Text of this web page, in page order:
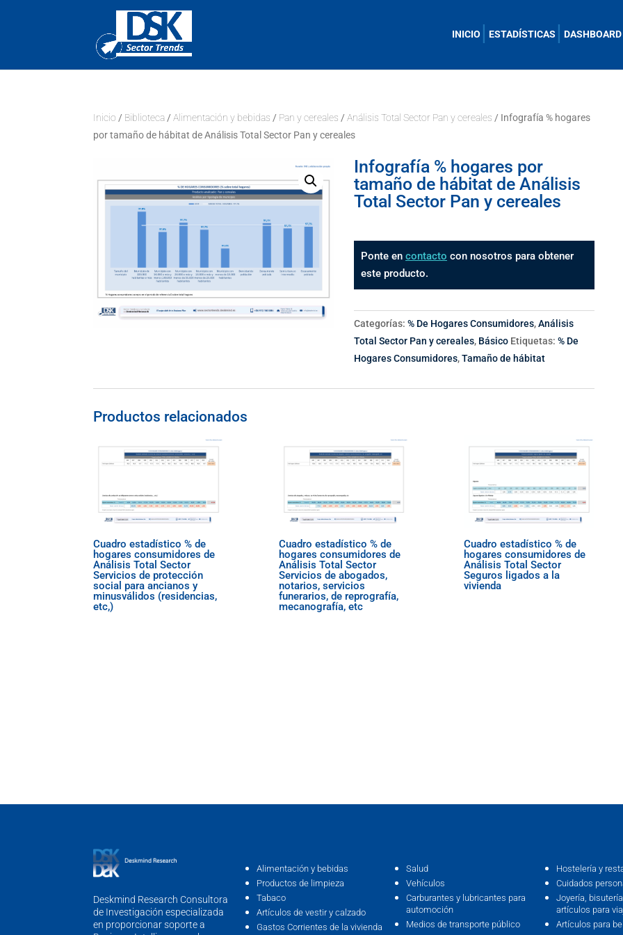
INICIO ESTADÍSTICAS DASHBOARD
Inicio / Biblioteca /Alimentación y bebidas / Pan y cereales /Análisis Total Sector Pan y cereales / Infografía % hogares
por tamaño de hábitat de Análisis Total Sector Pan y cereales
Infografía % hogares por
tamaño de hábitat de Análisis
Total Sector Pan y cereales
Ponte encontacto con nosotros para obtener
este producto.
Categorías:% De Hogares Consumidores,Análisis
Total Sector Pan y cereales, Básico Etiquetas:% De
Hogares Consumidores,Tamaño de hábitat
Productos relacionados
Cuadro estadístico % de
hogares consumidores de
Análisis Total Sector
Servicios de protección
social para ancianos y
minusválidos (residencias,
etc,)
Cuadro estadístico % de
hogares consumidores de
Análisis Total Sector
Servicios de abogados,
notarios, servicios
funerarios, de reprografía,
mecanografía, etc
Cuadro estadístico % de
hogares consumidores de
Análisis Total Sector
Seguros ligados a la
vivienda
Deskmind Research Consultora
de Investigación especializada
en proporcionar soporte a
Alimentación y bebidas
Productos de limpieza
Tabaco
Artículos de vestir y calzado
Gastos Corrientes de la vivienda
Salud
Vehículos
Carburantes y lubricantes para
automoción
Medios de transporte público
Hostelería y
Cuidados
Joyería,
artículos para
Artículos para